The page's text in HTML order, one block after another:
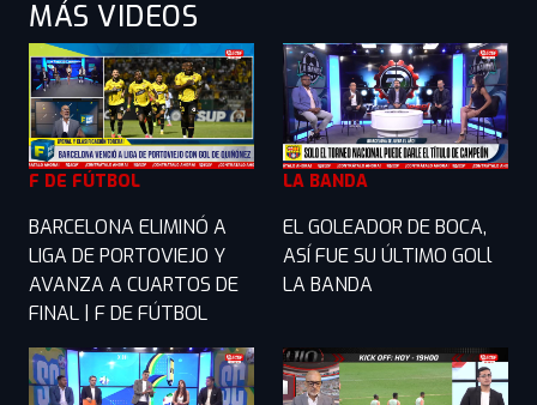
MÁS VIDEOS
F DE FÚTBOL
BARCELONA ELIMINÓ A
LIGA DE PORTOVIEJO Y
AVANZA A CUARTOS DE
FINAL | F DE FÚTBOL
LA BANDA
EL GOLEADOR DE BOCA,
ASÍ FUE SU ÚLTIMO GOLl
LA BANDA